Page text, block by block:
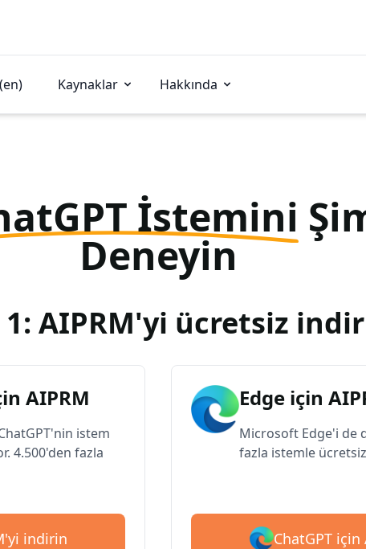
Kaynaklar Hakkında
İstemini
Deneyin
1: AIPRM'yi ücretsiz
AIPRM
istem
4.500'den fazla
indirin
Edge için
Microsoft Edge'i de
fazla istemle
ChatGPT